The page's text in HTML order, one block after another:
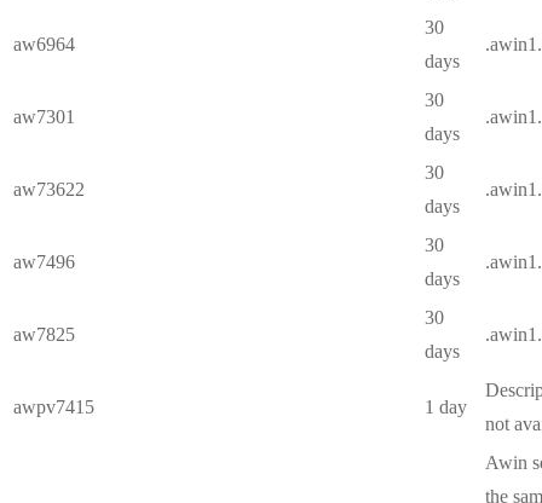
aw6964
30
days
aw7301
30
days
aw73622
30
days
aw7496
30
days
aw7825
30
days
awpv7415 1 day
not
Awin
the